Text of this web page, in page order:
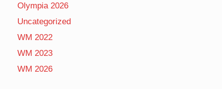
Olympia 2026
Uncategorized
WM 2022
WM 2023
WM 2026